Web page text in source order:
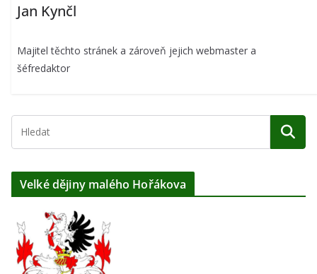
Jan Kynčl
Majitel těchto stránek a zároveň jejich webmaster a
šéfredaktor
Velké dějiny malého Hořákova